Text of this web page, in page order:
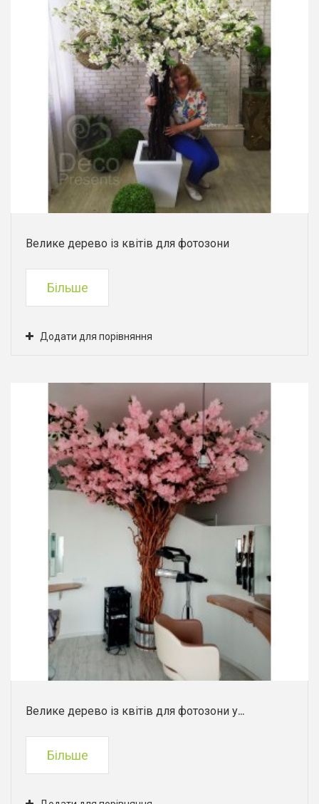
Велике дерево із квітів для фотозони
Більше
Додати для порівняння
Велике дерево із квітів для фотозони у...
Більше